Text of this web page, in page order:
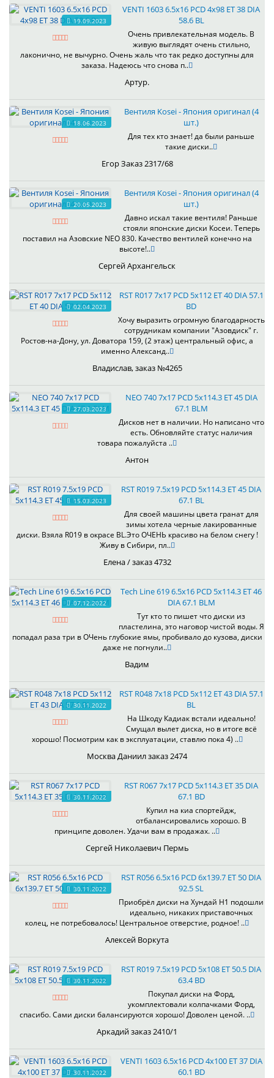
19.09.2023
VENTI 1603 6.5x16 PCD 4x98 ET 38 DIA
58.6 BL
Очень привлекательная модель. В
живую выглядят очень стильно,
лаконично, не вычурно. Очень жаль что так редко доступны для
заказа. Надеюсь что снова п..
Артур.
18.06.2023
Вентиля Kosei - Япония оригинал (4
шт.)
Для тех кто знает! да были раньше
такие диски..
Егор Заказ 2317/68
20.05.2023
Вентиля Kosei - Япония оригинал (4
шт.)
Давно искал такие вентиля! Раньше
стояли японские диски Косеи. Теперь
поставил на Азовские NEO 830. Качество вентилей конечно на
высоте!..
Сергей Архангельск
02.04.2023
RST R017 7x17 PCD 5x112 ET 40 DIA 57.1
BD
Хочу выразить огромную благодарность
сотрудникам компании "Азовдиск" г.
Ростов-на-Дону, ул. Доватора 159, (2 этаж) центральный офис, а
именно Александ..
Владислав, заказ №4265
27.03.2023
NEO 740 7x17 PCD 5x114.3 ET 45 DIA
67.1 BLM
Дисков нет в наличии. Но написано что
есть. Обновляйте статус наличия
товара пожалуйста ..
Антон
15.03.2023
RST R019 7.5x19 PCD 5x114.3 ET 45 DIA
67.1 BL
Для своей машины цвета гранат для
зимы хотела черные лакированные
диски. Взяла R019 в окрасе BL.Это ОЧЕНЬ красиво на белом снегу !
Живу в Сибири, пл..
Елена / заказ 4732
07.12.2022
Tech Line 619 6.5x16 PCD 5x114.3 ET 46
DIA 67.1 BLM
Тут кто то пишет что диски из
пластелина, это наговор чистой воды. Я
попадал раза три в ОЧень глубокие ямы, пробивало до кузова, диски
даже не погнули..
Вадим
30.11.2022
RST R048 7x18 PCD 5x112 ET 43 DIA 57.1
BL
На Шкоду Кадиак встали идеально!
Смущал вылет диска, но в итоге всё
хорошо! Посмотрим как в эксплуатации, ставлю пока 4) ..
Москва Даниил заказ 2474
30.11.2022
RST R067 7x17 PCD 5x114.3 ET 35 DIA
67.1 BD
Купил на киа спортейдж,
отбалансировались хорошо. В
принципе доволен. Удачи вам в продажах. ..
Сергей Николаевич Пермь
30.11.2022
RST R056 6.5x16 PCD 6x139.7 ET 50 DIA
92.5 SL
Приобрёл диски на Хундай H1 подошли
идеально, никаких приставочных
колец, не потребовалось! Центральное отверстие, родное! ..
Алексей Воркута
30.11.2022
RST R019 7.5x19 PCD 5x108 ET 50.5 DIA
63.4 BD
Покупал диски на Форд,
укомплектовали колпачками Форд,
спасибо. Сами диски балансируются хорошо! Доволен ценой. ..
Аркадий заказ 2410/1
30.11.2022
VENTI 1603 6.5x16 PCD 4x100 ET 37 DIA
60.1 BD